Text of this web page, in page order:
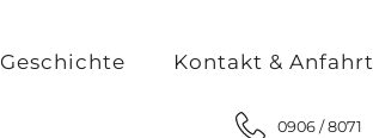
Geschichte Kontakt & Anfahrt
0906 / 8071